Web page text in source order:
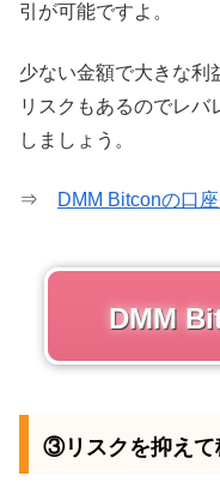
引が可能ですよ。
少ない金額で大きな利
リスクもあるのでレ
しましょう。
⇒ DMM Bitconの口
DMM
③リスクを抑えて